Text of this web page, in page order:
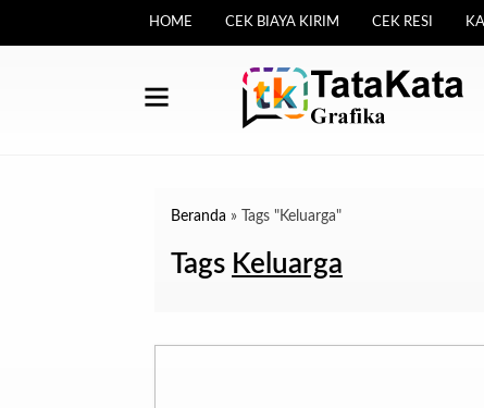
HOME CEK BIAYA KIRIM CEK RESI
Beranda » Tags "Keluarga"
Tags Keluarga